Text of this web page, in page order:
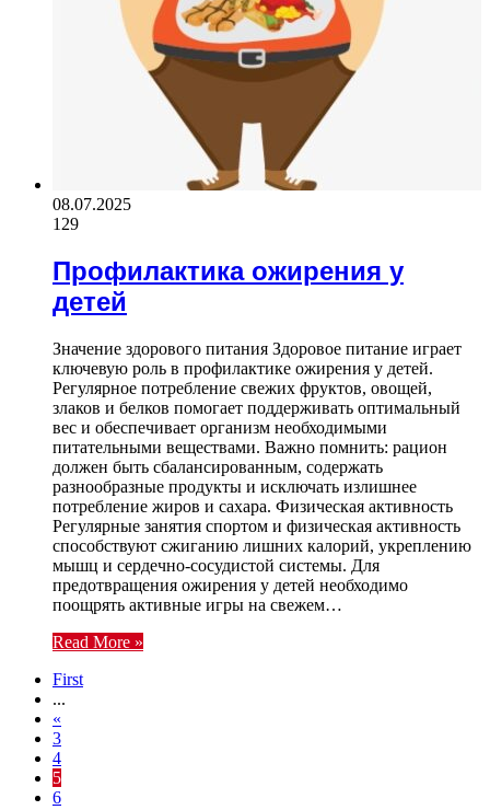
08.07.2025
129
Профилактика ожирения у
детей
Значение здорового питания Здоровое питание играет
ключевую роль в профилактике ожирения у детей.
Регулярное потребление свежих фруктов, овощей,
злаков и белков помогает поддерживать оптимальный
вес и обеспечивает организм необходимыми
питательными веществами. Важно помнить: рацион
должен быть сбалансированным, содержать
разнообразные продукты и исключать излишнее
потребление жиров и сахара. Физическая активность
Регулярные занятия спортом и физическая активность
способствуют сжиганию лишних калорий, укреплению
мышц и сердечно-сосудистой системы. Для
предотвращения ожирения у детей необходимо
поощрять активные игры на свежем…
Read More »
First
...
«
3
4
5
6